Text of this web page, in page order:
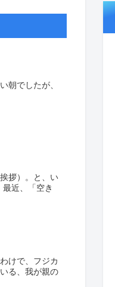
朝でしたが、
拶）。と、い
近、「空き
けで、フジカ
る、我が親の